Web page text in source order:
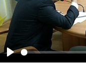
Play